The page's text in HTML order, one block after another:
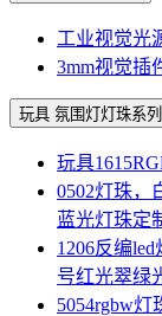
工业视觉光
3mm视觉插
玩具 氛围灯灯珠系列
玩具
0502灯珠，
蓝光灯珠定
1206反编
号红光翠绿
5054rgbw